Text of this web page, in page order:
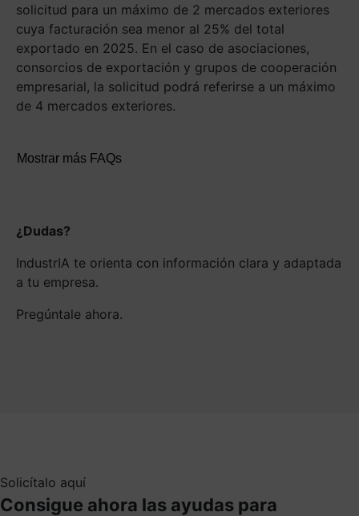
solicitud para un máximo de 2 mercados exteriores
cuya facturación sea menor al 25% del total
exportado en 2025. En el caso de asociaciones,
consorcios de exportación y grupos de cooperación
empresarial, la solicitud podrá referirse a un máximo
de 4 mercados exteriores.
Mostrar más FAQs
¿Dudas?
IndustrIA te orienta con información clara y adaptada
a tu empresa.
Pregúntale ahora.
Solicítalo aquí
Consigue ahora las ayudas para